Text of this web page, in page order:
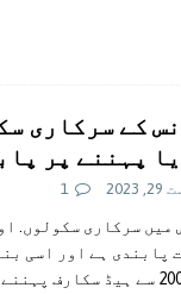
کے سرکاری
پہننے پر
1
میں سرکاری سکولوں.
پابندی ہے اور اسی
میں 2004 سے ہیڈ سکارف